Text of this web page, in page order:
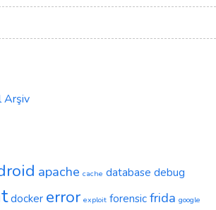
Arşiv
apache cache database debug
docker error exploit forensic frida google